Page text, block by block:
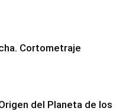
Cortometraje
del Planeta de los